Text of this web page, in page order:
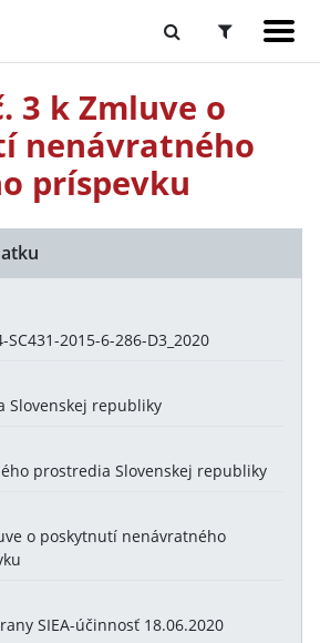
3 k Zmluve o
nenávratného
príspevku
SC431-2015-6-286-D3_2020
Slovenskej republiky
prostredia Slovenskej republiky
o poskytnutí nenávratného
SIEA-účinnosť 18.06.2020